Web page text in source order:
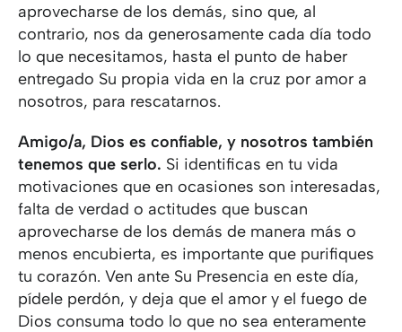
aprovecharse de los demás, sino que, al
contrario, nos da generosamente cada día todo
lo que necesitamos, hasta el punto de haber
entregado Su propia vida en la cruz por amor a
nosotros, para rescatarnos.
Amigo/a, Dios es confiable, y nosotros también
tenemos que serlo. Si identificas en tu vida
motivaciones que en ocasiones son interesadas,
falta de verdad o actitudes que buscan
aprovecharse de los demás de manera más o
menos encubierta, es importante que purifiques
tu corazón. Ven ante Su Presencia en este día,
pídele perdón, y deja que el amor y el fuego de
Dios consuma todo lo que no sea enteramente